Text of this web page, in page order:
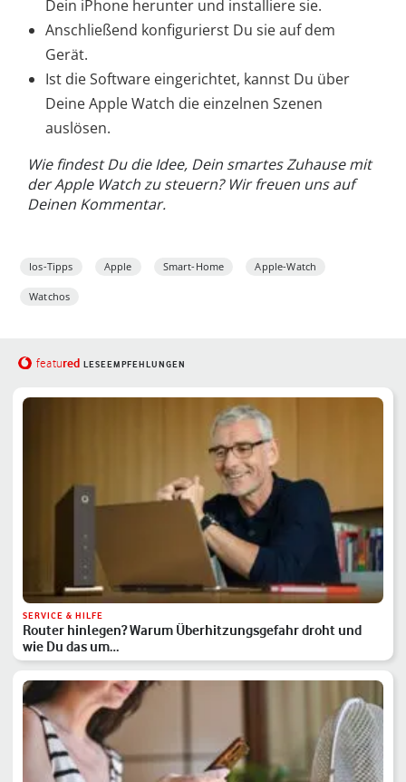
Dein iPhone herunter und installiere sie.
Anschließend konfigurierst Du sie auf dem
Gerät.
Ist die Software eingerichtet, kannst Du über
Deine Apple Watch die einzelnen Szenen
auslösen.
Wie findest Du die Idee, Dein smartes Zuhause mit
der Apple Watch zu steuern? Wir freuen uns auf
Deinen Kommentar.
Ios-Tipps Apple Smart-Home Apple-Watch
Watchos
featured LESEEMPFEHLUNGEN
SERVICE & HILFE
Router hinlegen? Warum Überhitzungsgefahr droht und
wie Du das um…